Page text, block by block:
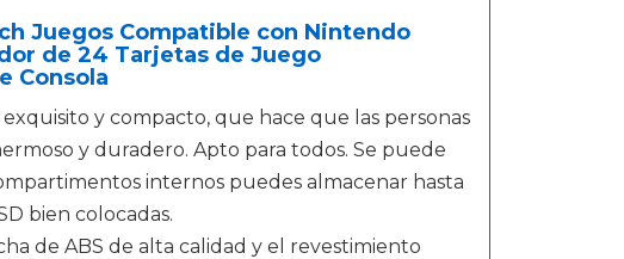
Juegos Compatible con Nintendo
de 24 Tarjetas de Juego
Consola
y compacto, que hace que las personas
y duradero. Apto para todos. Se puede
internos puedes almacenar hasta
bien colocadas.
de ABS de alta calidad y el revestimiento